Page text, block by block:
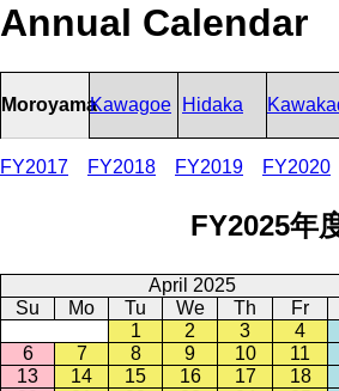
Annual Calendar
MoroyamaKawagoe Hidaka
FY2017
FY2018 FY2019 FY2020
FY2025年
April 2025
Su
Mo Tu We Th Fr
1
2 3 4
6
7 8 9 10 11
13
14 15 16 17 18